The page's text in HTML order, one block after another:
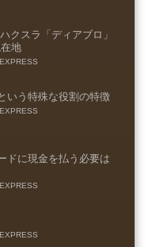
スラ「ディアブロ」
地
いう特殊な役割の特徴
ドに現金を払う必要は